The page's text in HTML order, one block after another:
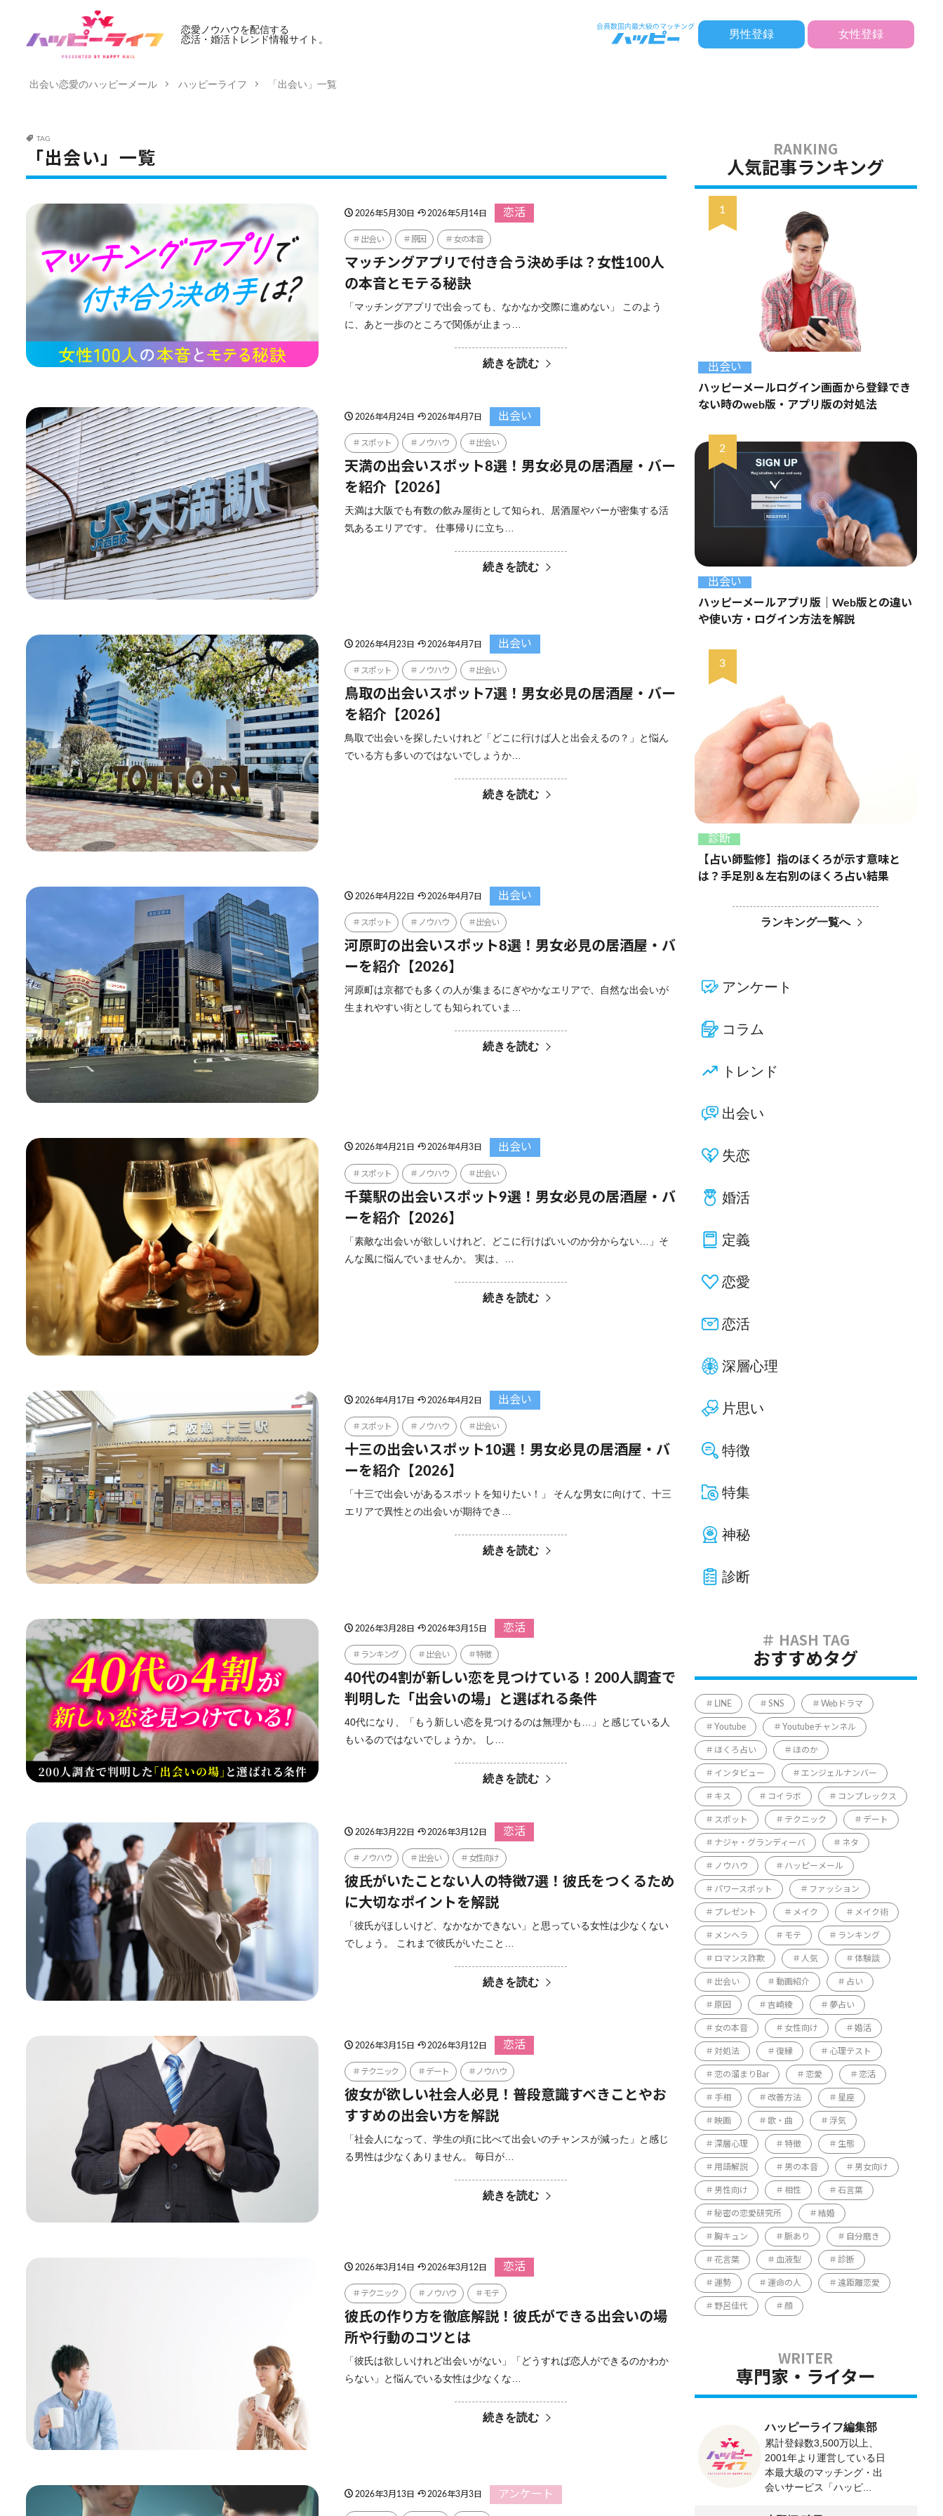
恋愛ノウハウを配信する
恋活・婚活トレンド情報サイト。
男性登録 女性登録
出会い恋愛のハッピーメール ハッピーライフ 「出会い」一覧
TAG
「出会い」一覧
2026年5月30日 2026年5月14日 恋活
出会い 原因 女の本音
マッチングアプリで付き合う決め手は？女性100人
の本音とモテる秘訣
「マッチングアプリで出会っても、なかなか交際に進めない」 このよう
に、あと一歩のところで関係が止まっ…
続きを読む
2026年4月24日 2026年4月7日 出会い
スポット ノウハウ 出会い
天満の出会いスポット8選！男女必見の居酒屋・バー
を紹介【2026】
天満は大阪でも有数の飲み屋街として知られ、居酒屋やバーが密集する活
気あるエリアです。 仕事帰りに立ち…
続きを読む
2026年4月23日 2026年4月7日 出会い
スポット ノウハウ 出会い
鳥取の出会いスポット7選！男女必見の居酒屋・バー
を紹介【2026】
鳥取で出会いを探したいけれど「どこに行けば人と出会えるの？」と悩ん
でいる方も多いのではないでしょうか…
続きを読む
2026年4月22日 2026年4月7日 出会い
スポット ノウハウ 出会い
河原町の出会いスポット8選！男女必見の居酒屋・バ
ーを紹介【2026】
河原町は京都でも多くの人が集まるにぎやかなエリアで、自然な出会いが
生まれやすい街としても知られていま…
続きを読む
2026年4月21日 2026年4月3日 出会い
スポット ノウハウ 出会い
千葉駅の出会いスポット9選！男女必見の居酒屋・バ
ーを紹介【2026】
「素敵な出会いが欲しいけれど、どこに行けばいいのか分からない…」そ
んな風に悩んでいませんか。 実は、…
続きを読む
2026年4月17日 2026年4月2日 出会い
スポット ノウハウ 出会い
十三の出会いスポット10選！男女必見の居酒屋・バ
ーを紹介【2026】
「十三で出会いがあるスポットを知りたい！」 そんな男女に向けて、十三
エリアで異性との出会いが期待でき…
続きを読む
2026年3月28日 2026年3月15日 恋活
ランキング 出会い 特徴
40代の4割が新しい恋を見つけている！200人調査で
判明した「出会いの場」と選ばれる条件
40代になり、「もう新しい恋を見つけるのは無理かも…」と感じている人
もいるのではないでしょうか。 し…
続きを読む
2026年3月22日 2026年3月12日 恋活
ノウハウ 出会い 女性向け
彼氏がいたことない人の特徴7選！彼氏をつくるため
に大切なポイントを解説
「彼氏がほしいけど、なかなかできない」と思っている女性は少なくない
でしょう。 これまで彼氏がいたこと…
続きを読む
2026年3月15日 2026年3月12日 恋活
テクニック デート ノウハウ
彼女が欲しい社会人必見！普段意識すべきことやお
すすめの出会い方を解説
「社会人になって、学生の頃に比べて出会いのチャンスが減った」と感じ
る男性は少なくありません。 毎日が…
続きを読む
2026年3月14日 2026年3月12日 恋活
テクニック ノウハウ モテ
彼氏の作り方を徹底解説！彼氏ができる出会いの場
所や行動のコツとは
「彼氏は欲しいけれど出会いがない」「どうすれば恋人ができるのかわか
らない」と悩んでいる女性は少なくな…
続きを読む
2026年3月13日 2026年3月3日 アンケート
人気記事ランキング
出会い
ハッピーメールログイン画面から登録でき
ない時のweb版・アプリ版の対処法
出会い
ハッピーメールアプリ版｜Web版との違い
や使い方・ログイン方法を解説
診断
【占い師監修】指のほくろが示す意味と
は？手足別＆左右別のほくろ占い結果
ランキング一覧へ
アンケート
コラム
トレンド
出会い
失恋
婚活
定義
恋愛
恋活
深層心理
片思い
特徴
特集
神秘
診断
おすすめタグ
LINE SNS Webドラマ
Youtube Youtubeチャンネル
ほくろ占い ほのか
インタビュー エンジェルナンバー
キス コイラボ コンプレックス
スポット テクニック デート
ナジャ・グランディーバ ネタ
ノウハウ ハッピーメール
パワースポット ファッション
プレゼント メイク メイク術
メンヘラ モテ ランキング
ロマンス詐欺 人気 体験談
出会い 動画紹介 占い
原因 吉崎綾 夢占い
女の本音 女性向け 婚活
対処法 復縁 心理テスト
恋の溜まりBar 恋愛 恋活
手相 改善方法 星座
映画 歌・曲 浮気
深層心理 特徴 生態
用語解説 男の本音 男女向け
男性向け 相性 石言葉
秘密の恋愛研究所 結婚
胸キュン 脈あり 自分磨き
花言葉 血液型 診断
運勢 運命の人 遠距離恋愛
野呂佳代 顔
専門家・ライター
ハッピーライフ編集部
累計登録数3,500万以上、
2001年より運営している日
本最大級のマッチング・出
会いサービス「ハッピ...